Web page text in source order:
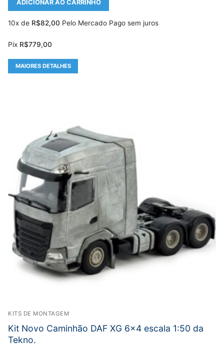
ADICIONAR AO CARRINHO
10x de R$82,00 Pelo Mercado Pago sem juros
Pix R$779,00
MAIORES DETALHES
KITS DE MONTAGEM
Kit Novo Caminhão DAF XG 6×4 escala 1:50 da
Tekno.